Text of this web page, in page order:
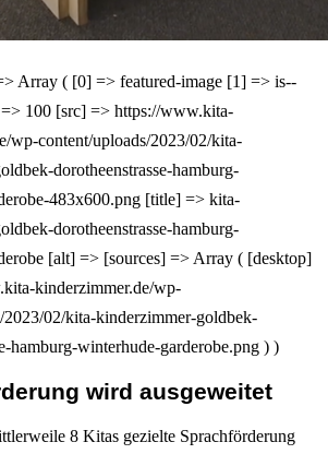
Array ( [0] => featured-image [1] => is--
100 [src] => https://www.kita-
wp-content/uploads/2023/02/kita-
dorotheenstrasse-hamburg-
483x600.png [title] => kita-
dorotheenstrasse-hamburg-
[alt] => [sources] => Array ( [desktop]
kinderzimmer.de/wp-
2023/02/kita-kinderzimmer-goldbek-
hamburg-winterhude-garderobe.png ) )
wird ausgeweitet
8 Kitas gezielte Sprachförderung